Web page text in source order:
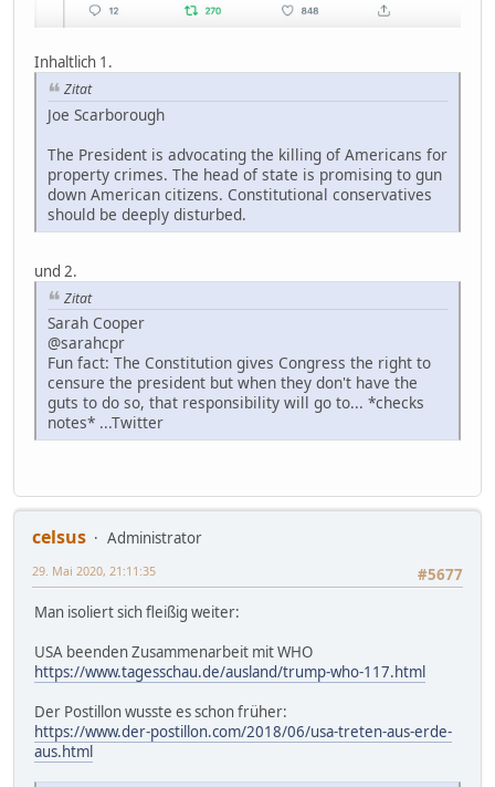
Inhaltlich 1.
Zitat
Joe Scarborough
The President is advocating the killing of Americans for
property crimes. The head of state is promising to gun
down American citizens. Constitutional conservatives
should be deeply disturbed.
und 2.
Zitat
Sarah Cooper
@sarahcpr
Fun fact: The Constitution gives Congress the right to
censure the president but when they don't have the
guts to do so, that responsibility will go to... *checks
notes* ...Twitter
celsus
Administrator
#5677
29. Mai 2020, 21:11:35
Man isoliert sich fleißig weiter:
USA beenden Zusammenarbeit mit WHO
https://www.tagesschau.de/ausland/trump-who-117.html
Der Postillon wusste es schon früher:
https://www.der-postillon.com/2018/06/usa-treten-aus-erde-
aus.html